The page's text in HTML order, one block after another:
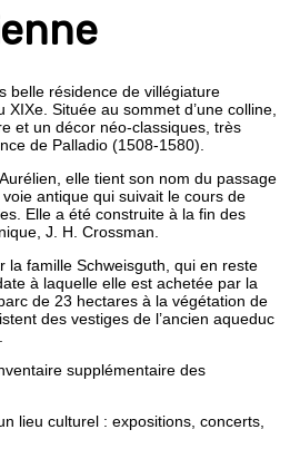
belle résidence de villégiature
Située au sommet d’une colline,
et un décor néo-classiques, très
de Palladio (1508-1580).
elle tient son nom du passage
antique qui suivait le cours de
Elle a été construite à la fin des
J. H. Crossman.
la famille Schweisguth, qui en reste
à laquelle elle est achetée par la
de 23 hectares à la végétation de
des vestiges de l’ancien aqueduc
supplémentaire des
lieu culturel : expositions, concerts,